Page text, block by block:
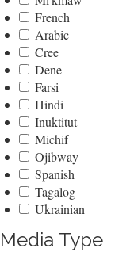
French
Arabic
Cree
Dene
Farsi
Hindi
Inuktitut
Michif
Ojibway
Spanish
Tagalog
Ukrainian
Media Type